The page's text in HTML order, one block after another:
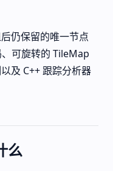
仍保留的唯一节点
可旋转的 TileMap
及 C++ 跟踪分析器
么